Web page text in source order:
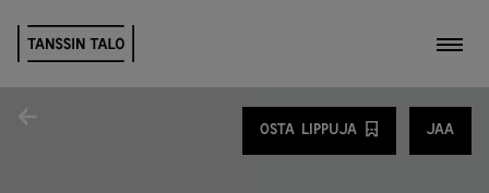
OSTA LIPPUJA
Jaa
JAA